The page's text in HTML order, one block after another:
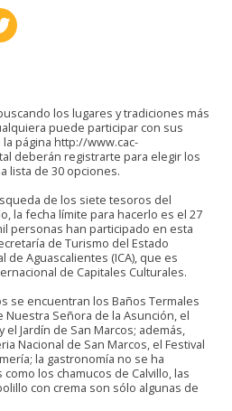
los lugares y tradiciones más
puede participar con sus
página http://www.cac-
deberán registrarte para elegir los
lista de 30 opciones.
de los siete tesoros del
la fecha límite para hacerlo es el 27
personas han participado en esta
de Turismo del Estado
de Aguascalientes (ICA), que es
de Capitales Culturales.
se encuentran los Baños Termales
Nuestra Señora de la Asunción, el
Jardín de San Marcos; además,
Nacional de San Marcos, el Festival
la gastronomía no se ha
los chamucos de Calvillo, las
con crema son sólo algunas de